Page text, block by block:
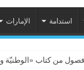
استدامة الإمارات
فصول من كتاب «الوطنيّة
الذكاء الاصطناعي يكتب